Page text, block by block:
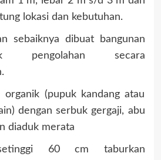
lokasi dan kebutuhan.
sebaiknya dibuat bangunan
pengolahan secara
organik (pupuk kandang atau
dengan serbuk gergaji, abu
diaduk merata
60 cm taburkan